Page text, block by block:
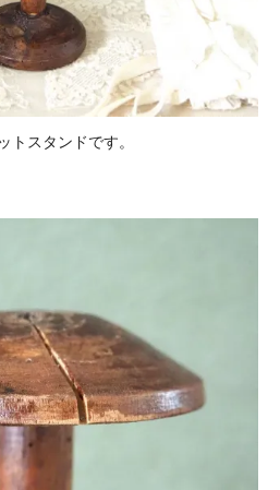
トスタンドです。